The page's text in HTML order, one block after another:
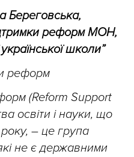
Береговська,
реформ МОН,
школи”
реформ
(Reform Support
освіти і науки, що
– це група
не є державними